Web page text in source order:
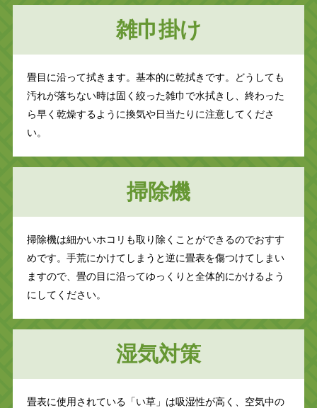
雑巾掛け
畳目に沿って拭きます。基本的に乾拭きです。どうしても
汚れが落ちない時は固く絞った雑巾で水拭きし、終わった
ら早く乾燥するように換気や日当たりに注意してくださ
い。
掃除機
掃除機は細かいホコリも取り除くことができるのでおすす
めです。手荒にかけてしまうと逆に畳表を傷つけてしまい
ますので、畳の目に沿ってゆっくりと全体的にかけるよう
にしてください。
湿気対策
畳表に使用されている「い草」は吸湿性が高く、空気中の